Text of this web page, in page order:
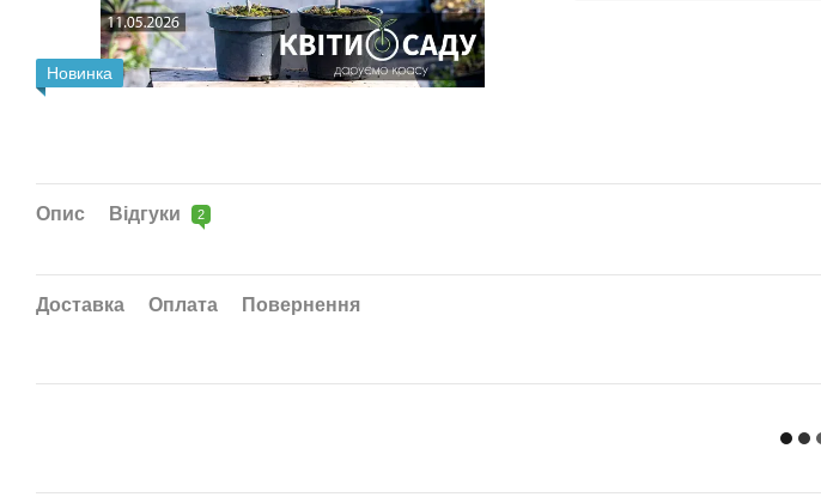
Новинка
Опис Відгуки 2
Доставка Оплата Повернення